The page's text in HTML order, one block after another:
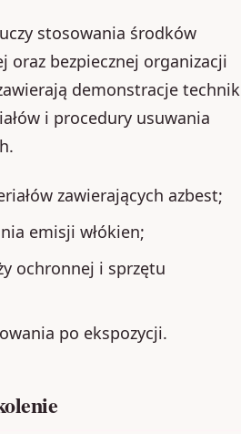
stosowania środków
oraz bezpiecznej organizacji
demonstracje technik
i procedury usuwania
zawierających azbest;
emisji włókien;
ochronnej i sprzętu
po ekspozycji.